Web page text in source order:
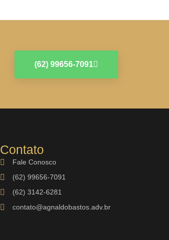
(62) 99656-7091
Contato
Fale Conosco
(62) 99656-7091
(62) 3142-6281
contato@agnaldobastos.adv.br